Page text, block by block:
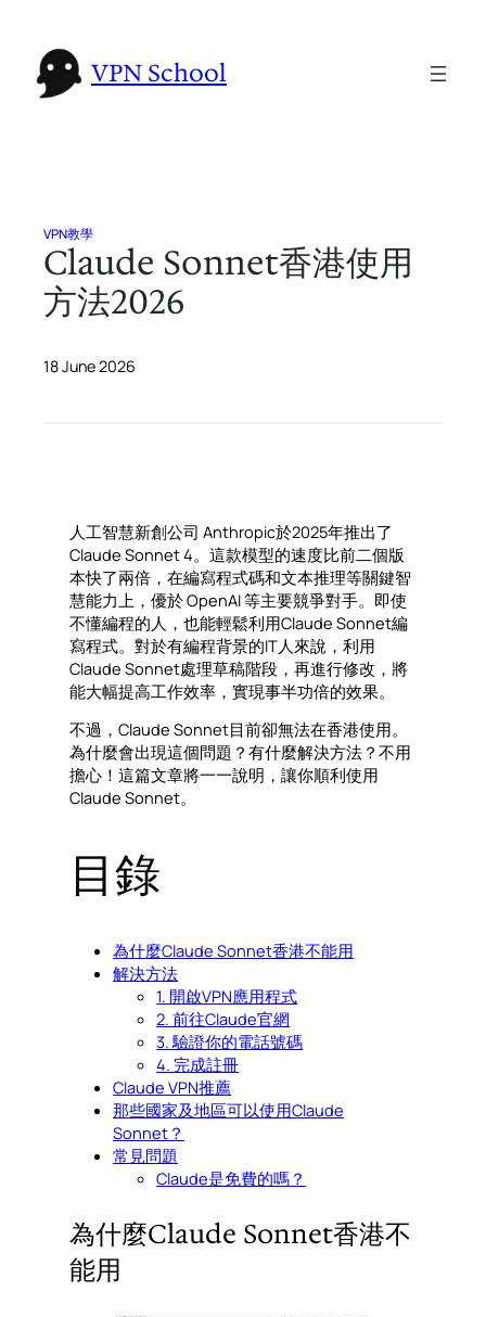
content
VPN School
VPN教學
Claude Sonnet香港使用
方法2026
18 June 2026
人工智慧新創公司 Anthropic於2025年推出了
Claude Sonnet 4。這款模型的速度比前二個版
本快了兩倍，在編寫程式碼和文本推理等關鍵智
慧能力上，優於 OpenAI 等主要競爭對手。即使
不懂編程的人，也能輕鬆利用Claude Sonnet編
寫程式。對於有編程背景的IT人來說，利用
Claude Sonnet處理草稿階段，再進行修改，將
能大幅提高工作效率，實現事半功倍的效果。
不過，Claude Sonnet目前卻無法在香港使用。
為什麼會出現這個問題？有什麼解決方法？不用
擔心！這篇文章將一一說明，讓你順利使用
Claude Sonnet。
目錄
為什麼Claude Sonnet香港不能用
解決方法
1. 開啟VPN應用程式
2. 前往Claude官網
3. 驗證你的電話號碼
4. 完成註冊
Claude VPN推薦
那些國家及地區可以使用Claude
Sonnet？
常見問題
Claude是免費的嗎？
為什麼Claude Sonnet香港不
能用